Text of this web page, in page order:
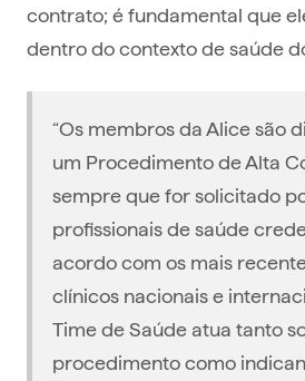
contrato; é fundamental que
dentro do contexto de saúde
“Os membros da Alice são
um Procedimento de Alta
sempre que for solicitado
profissionais de saúde
acordo com os mais
clínicos nacionais e
Time de Saúde atua tanto
procedimento como